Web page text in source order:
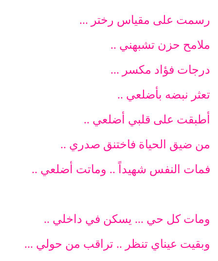
رسمت على مقياس رختر ...
ملامح حزن تشبهني ..
درجات فؤاد مكسر ...
تعثر نبضه بأضلعي ..
أطبقت على قلبي أضلعي ..
من ضيق الحياة فاختنق صدري ..
فمات النفس شهيداً .. وماتت أضلعي ..
ومات كل حي ... يسكن في داخلي ..
وبقيت عيناي تنظر .. تراقب من حولي ...